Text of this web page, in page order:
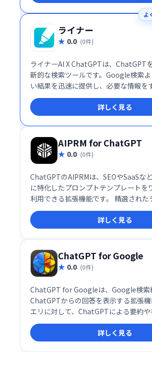
よ
ライナー
0.0 (0件)
ライナーAI X ChatGPTは、ChatGPT
新的な検索ツールです。Google検索
い結果を迅速に提供し、必要な情報を
す。ChatGPTの機能をさらに強化し、
索体験を実現します。詳しく見る
AIPRM for ChatGPT
0.0 (0件)
ChatGPTのAIPRMは、SEOやSaaSな
に特化したプロンプトテンプレートを
利用できる拡張機能です。 精選された
豊富に用意しており、ChatGPTの活用
化します。 複雑なプロンプト作成の手
の結果を簡単に得られるよう支援しま
しください！
詳しく見る
ChatGPT for Google
0.0 (0件)
ChatGPT for Googleは、Google検索
ChatGPTからの回答を表示する拡張
エリに対して、ChatGPTによる要約
し、より深く理解を促進します。検索
られない新たな視点や情報を加え、効
をサポートします。
詳しく見る